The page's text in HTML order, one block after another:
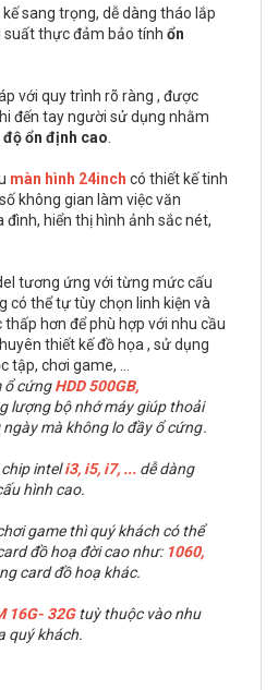
sang trọng, dễ dàng tháo lắp
suất thực đảm bảo tính ổn
với quy trình rõ ràng , được
đến tay người sử dụng nhằm
ổn định cao
màn hình 24inch có thiết kế tinh
không gian làm việc văn
đình, hiển thị hình ảnh sắc nét,
tương ứng với từng mức cấu
có thể tự tùy chọn linh kiện và
thấp hơn để phù hợp với nhu cầu
thiết kế đồ họa , sử dụng
tập, chơi game, ...
ổ cứngHDD 500GB,
lượng bộ nhớ máy giúp thoải
mà không lo đầy ổ cứng .
chip inteli3, i5, i7, ... dễ dàng
hình cao.
game thì quý khách có thể
đồ hoạ đời cao như: 1060,
card đồ hoạ khác.
16G- 32Gtuỳ thuộc vào nhu
quý khách.